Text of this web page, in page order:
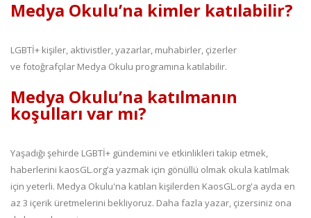
Medya Okulu’na kimler katılabilir?
LGBTİ+ kişiler, aktivistler, yazarlar, muhabirler, çizerler
ve fotoğrafçılar Medya Okulu programına katılabilir.
Medya Okulu’na katılmanın
koşulları var mı?
Yaşadığı şehirde LGBTİ+ gündemini ve etkinlikleri takip etmek,
haberlerini kaosGL.org’a yazmak için gönüllü olmak okula katılmak
için yeterli. Medya Okulu'na katılan kişilerden KaosGL.org'a ayda en
az 3 içerik üretmelerini bekliyoruz. Daha fazla yazar, çizersiniz ona